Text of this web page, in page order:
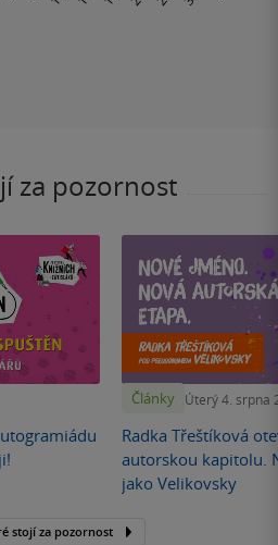
za pozornost
Články Úterý 4. srpna
Radka Třeštíková
autorskou kapitolu.
jako Velikovsky
stojí za pozornost